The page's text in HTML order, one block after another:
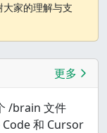
家的理解与支
更多
/brain 文件
和 Cursor